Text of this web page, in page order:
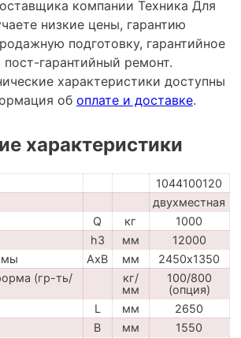
компании Техника Для
низкие цены, гарантию
подготовку, гарантийное
гарантийный ремонт.
характеристики доступны
об оплате и доставке.
характеристики
1044100120
двухместная
Q кг
1000
h3 мм
12000
AxB мм
2450х1350
(гр-ть/
кг/
мм
100/800
(опция)
L мм
2650
B мм
1550